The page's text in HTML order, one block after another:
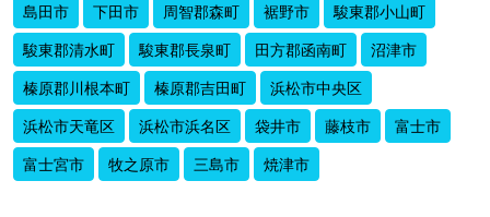
島田市
下田市 周智郡森町 裾野市
駿東郡小山町
駿東郡清水町
駿東郡長泉町 田方郡函南町
沼津市
榛原郡川根本町
榛原郡吉田町
浜松市中央区
浜松市天竜区
浜松市浜名区 袋井市 藤枝市
富士市
富士宮市
牧之原市 三島市 焼津市